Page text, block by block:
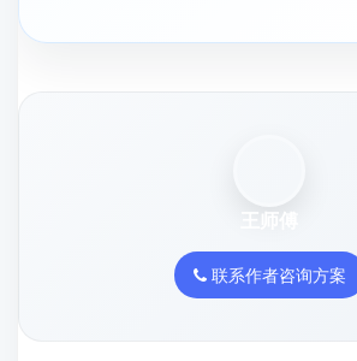
王师傅
联系作者咨询方案